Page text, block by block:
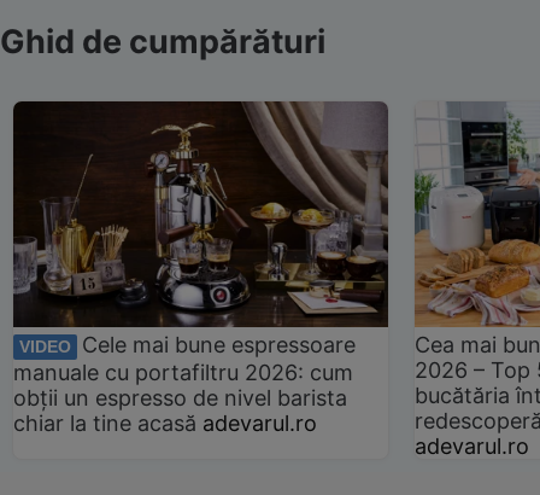
Ghid de cumpărături
VIDEO
Cele mai bune espressoare
manuale cu portafiltru 2026: cum
obții un espresso de nivel barista
chiar la tine acasă adevarul.ro
Cea mai
2026 –
bucătăria
adevarul.ro